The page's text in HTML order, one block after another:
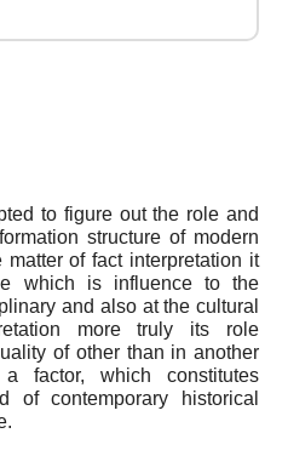
to figure out the role and
structure of modern
matter of fact interpretation it
which is influence to the
and also at the cultural
more truly its role
of other than in another
factor, which constitutes
of contemporary historical